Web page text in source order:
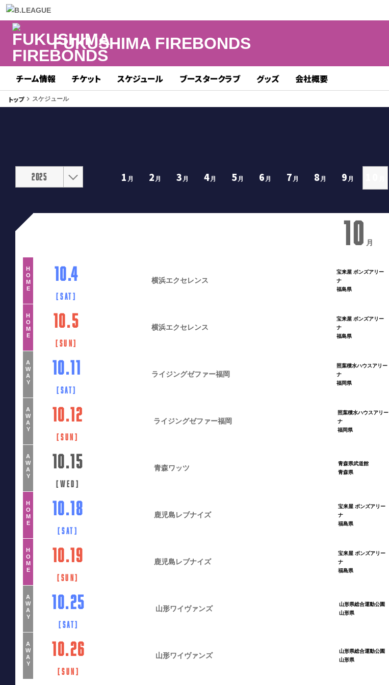
FUKUSHIMA FIREBONDS
チーム情報 チケット スケジュール ブースタークラブ グッズ 会社概要
トップkeyboard_arrow_right スケジュール
2025 1 月 2 月 3 月 4月 5月 6 月 7 月 8月 9 月
10 月
H
O
M
E
10.4
[Sat]
横浜エクセレンス
宝来屋 ボンズアリー
ナ
福島県
H
O
M
E
10.5
[ Sun]
横浜エクセレンス
宝来屋 ボンズアリー
ナ
福島県
A
W
A
Y
10.11
[ Sat]
ライジングゼファー福岡
照葉積水ハウスアリー
ナ
福岡県
A
W
A
Y
10.12
[Sun ]
ライジングゼファー福岡
照葉積水ハウスアリー
ナ
福岡県
A
W
A
Y
10.15
[Wed ]
青森ワッツ
青森県武道館
青森県
H
O
M
E
10.18
[Sat]
鹿児島レブナイズ
宝来屋 ボンズアリー
ナ
福島県
H
O
M
E
10.19
[ Sun]
鹿児島レブナイズ
宝来屋 ボンズアリー
ナ
福島県
A
W
A
Y
10.25
[ Sat]
山形ワイヴァンズ
山形県総合運動公園
山形県
A
W
A
Y
10.26
[Sun ]
山形ワイヴァンズ
山形県総合運動公園
山形県